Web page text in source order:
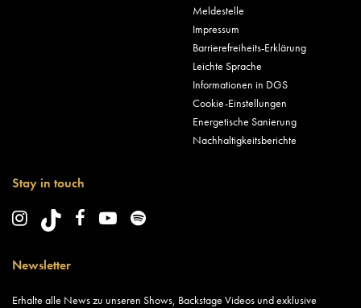
Meldestelle
Impressum
Barrierefreiheits-Erklärung
Leichte Sprache
Informationen in DGS
Cookie-Einstellungen
Energetische Sanierung
Nachhaltigkeitsberichte
Stay in touch
Newsletter
Erhalte alle News zu unseren Shows, Backstage Videos und exklusive